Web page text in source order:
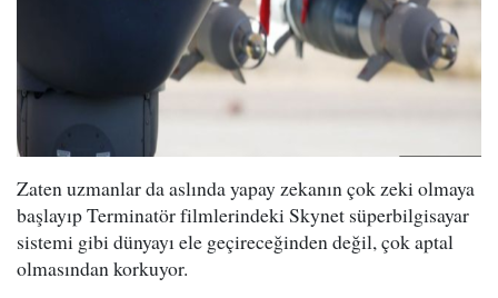
Zaten uzmanlar da aslında yapay zekanın çok zeki olmaya
başlayıp Terminatör filmlerindeki Skynet süperbilgisayar
sistemi gibi dünyayı ele geçireceğinden değil, çok aptal
olmasından korkuyor.